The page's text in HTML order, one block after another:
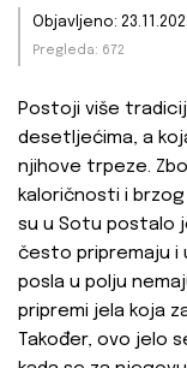
Objavljeno:
Pregleda: 672
Postoji više
desetljećima, a
njihove trpeze.
kaloričnosti i
su u Sotu postalo
često pripremaju i
posla u polju
pripremi jela koja
Također, ovo jelo